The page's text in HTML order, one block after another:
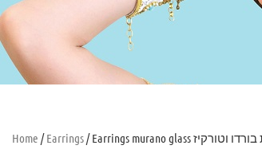
Home /Earrings